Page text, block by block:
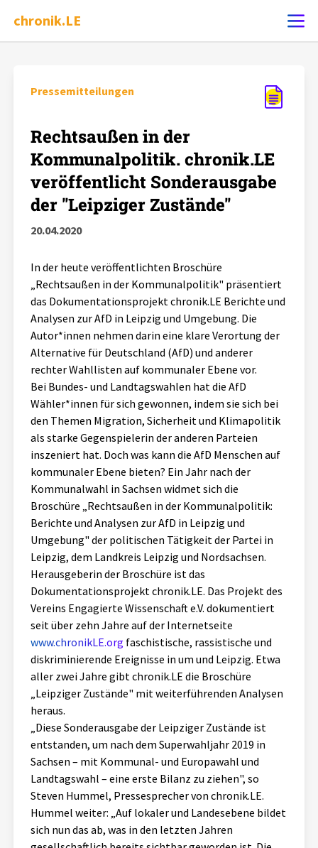
chronik.LE
Chronik
Dossiers
Leipziger Zustände
Phänomene
Aktuelles
Alle Beiträge
Veranstaltungen
Pressemitteilungen
Podcasts
Über uns
Projektbeschreibung
Kontakt
Unterstützer_innen
Spenden
chronik.LE in der Presse
Pressemitteilungen
Rechtsaußen in der
Kommunalpolitik. chronik.LE
veröffentlicht Sonderausgabe
der "Leipziger Zustände"
20.04.2020
In der heute veröffentlichten Broschüre
„Rechtsaußen in der Kommunalpolitik" präsentiert
das Dokumentationsprojekt chronik.LE Berichte und
Analysen zur AfD in Leipzig und Umgebung. Die
Autor*innen nehmen darin eine klare Verortung der
Alternative für Deutschland (AfD) und anderer
rechter Wahllisten auf kommunaler Ebene vor.
Bei Bundes- und Landtagswahlen hat die AfD
Wähler*innen für sich gewonnen, indem sie sich bei
den Themen Migration, Sicherheit und Klimapolitik
als starke Gegenspielerin der anderen Parteien
inszeniert hat. Doch was kann die AfD Menschen auf
kommunaler Ebene bieten? Ein Jahr nach der
Kommunalwahl in Sachsen widmet sich die
Broschüre „Rechtsaußen in der Kommunalpolitik:
Berichte und Analysen zur AfD in Leipzig und
Umgebung" der politischen Tätigkeit der Partei in
Leipzig, dem Landkreis Leipzig und Nordsachsen.
Herausgeberin der Broschüre ist das
Dokumentationsprojekt chronik.LE. Das Projekt des
Vereins Engagierte Wissenschaft e.V. dokumentiert
seit über zehn Jahre auf der Internetseite
www.chronikLE.org faschistische, rassistische und
diskriminierende Ereignisse in um und Leipzig. Etwa
aller zwei Jahre gibt chronik.LE die Broschüre
„Leipziger Zustände" mit weiterführenden Analysen
heraus.
„Diese Sonderausgabe der Leipziger Zustände ist
entstanden, um nach dem Superwahljahr 2019 in
Sachsen – mit Kommunal- und Europawahl und
Landtagswahl – eine erste Bilanz zu ziehen", so
Steven Hummel, Pressesprecher von chronik.LE.
Hummel weiter: „Auf lokaler und Landesebene bildet
sich nun das ab, was in den letzten Jahren